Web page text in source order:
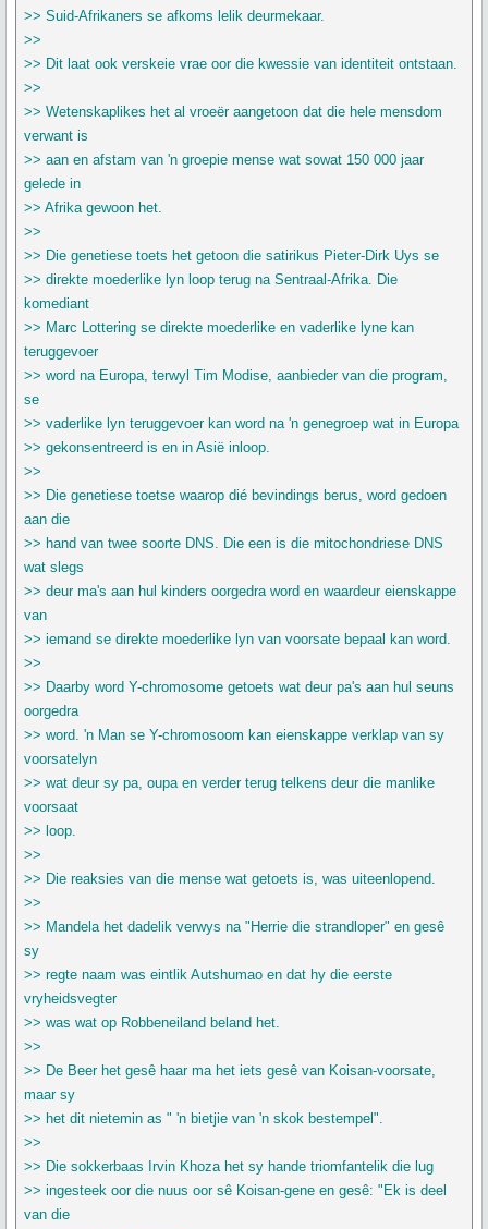
>> Suid-Afrikaners se afkoms lelik deurmekaar.
>>
>> Dit laat ook verskeie vrae oor die kwessie van identiteit ontstaan.
>>
>> Wetenskaplikes het al vroeër aangetoon dat die hele mensdom
verwant is
>> aan en afstam van 'n groepie mense wat sowat 150 000 jaar
gelede in
>> Afrika gewoon het.
>>
>> Die genetiese toets het getoon die satirikus Pieter-Dirk Uys se
>> direkte moederlike lyn loop terug na Sentraal-Afrika. Die
komediant
>> Marc Lottering se direkte moederlike en vaderlike lyne kan
teruggevoer
>> word na Europa, terwyl Tim Modise, aanbieder van die program,
se
>> vaderlike lyn teruggevoer kan word na 'n genegroep wat in Europa
>> gekonsentreerd is en in Asië inloop.
>>
>> Die genetiese toetse waarop dié bevindings berus, word gedoen
aan die
>> hand van twee soorte DNS. Die een is die mitochondriese DNS
wat slegs
>> deur ma's aan hul kinders oorgedra word en waardeur eienskappe
van
>> iemand se direkte moederlike lyn van voorsate bepaal kan word.
>>
>> Daarby word Y-chromosome getoets wat deur pa's aan hul seuns
oorgedra
>> word. 'n Man se Y-chromosoom kan eienskappe verklap van sy
voorsatelyn
>> wat deur sy pa, oupa en verder terug telkens deur die manlike
voorsaat
>> loop.
>>
>> Die reaksies van die mense wat getoets is, was uiteenlopend.
>>
>> Mandela het dadelik verwys na "Herrie die strandloper" en gesê
sy
>> regte naam was eintlik Autshumao en dat hy die eerste
vryheidsvegter
>> was wat op Robbeneiland beland het.
>>
>> De Beer het gesê haar ma het iets gesê van Koisan-voorsate,
maar sy
>> het dit nietemin as " 'n bietjie van 'n skok bestempel".
>>
>> Die sokkerbaas Irvin Khoza het sy hande triomfantelik die lug
>> ingesteek oor die nuus oor sê Koisan-gene en gesê: "Ek is deel
van die